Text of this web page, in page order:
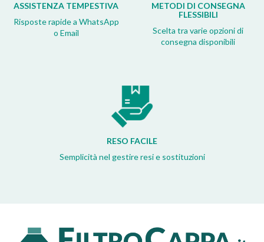
ASSISTENZA TEMPESTIVA
Risposte rapide a WhatsApp
o Email
METODI DI CONSEGNA
FLESSIBILI
Scelta tra varie opzioni di
consegna disponibili
RESO FACILE
Semplicità nel gestire resi e sostituzioni